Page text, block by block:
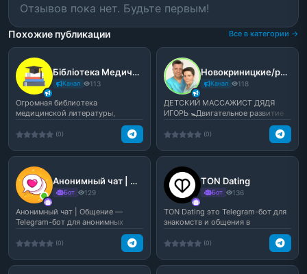
Отзывов пока нет. Будьте первым!
Похожие публикации Все в категории →
Бібліотека Медичної Літератури
Канал 113
Огромная библиотека
медицинской литературы,
полезной и для студентов, и для
в...
(0)
Новокриницкие/развитие 0-12 мес
Канал 118
ДЕТСКИЙ МАССАЖИСТ ДЯДЯ
ИГОРЬ 🚼Двигательное развитие
малыша 🙌Учу мам массажу и...
(0)
Анонимный чат | Общение
Бот 129
Анонимный чат | Общение —
Telegram-бот для анонимных
(0)
TON Dating
Бот 136
TON Dating это Telegram-бот для
знакомств и общения в
(0)